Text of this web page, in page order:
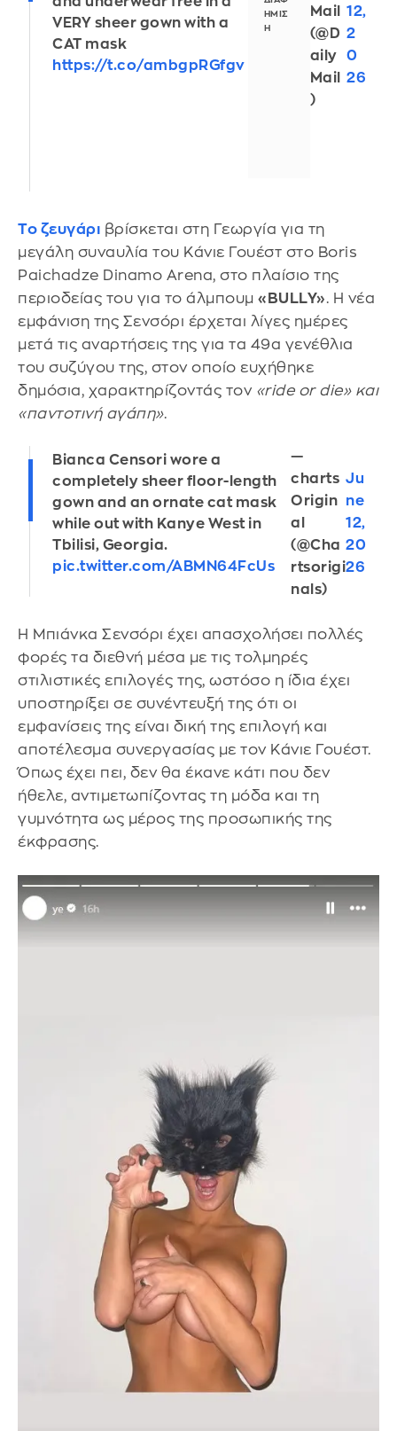
VERY sheer gown with a
CAT mask
https://t.co/ambgpRGfgv
Mail
(@D
aily
Mail
)
12,
2
0
26
Το ζευγάρι βρίσκεται στη Γεωργία για τη
μεγάλη συναυλία του Κάνιε Γουέστ στο Boris
Paichadze Dinamo Arena, στο πλαίσιο της
περιοδείας του για το άλμπουμ «BULLY». Η νέα
εμφάνιση της Σενσόρι έρχεται λίγες ημέρες
μετά τις αναρτήσεις της για τα 49α γενέθλια
του συζύγου της, στον οποίο ευχήθηκε
δημόσια, χαρακτηρίζοντάς τον «ride or die» και
«παντοτινή αγάπη».
Bianca Censori wore a
completely sheer floor-length
gown and an ornate cat mask
while out with Kanye West in
Tbilisi, Georgia.
pic.twitter.com/ABMN64FcUs
—
charts
Origin
al
(@Cha
rtsorigi
nals)
Ju
ne
12,
20
26
Η Μπιάνκα Σενσόρι έχει απασχολήσει πολλές
φορές τα διεθνή μέσα με τις τολμηρές
στιλιστικές επιλογές της, ωστόσο η ίδια έχει
υποστηρίξει σε συνέντευξή της ότι οι
εμφανίσεις της είναι δική της επιλογή και
αποτέλεσμα συνεργασίας με τον Κάνιε Γουέστ.
Όπως έχει πει, δεν θα έκανε κάτι που δεν
ήθελε, αντιμετωπίζοντας τη μόδα και τη
γυμνότητα ως μέρος της προσωπικής της
έκφρασης.